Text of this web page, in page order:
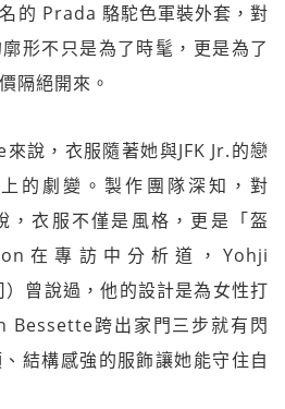
的 Prada 駱駝色軍裝外套，對
形不只是為了時髦，更是為了
隔絕開來。
說，衣服隨著她與JFK Jr.的戀
的劇變。製作團隊深知，對
衣服不僅是風格，更是「盔
在專訪中分析道，Yohji
曾說過，他的設計是為女性打
Bessette跨出家門三步就有閃
結構感強的服飾讓她能守住自